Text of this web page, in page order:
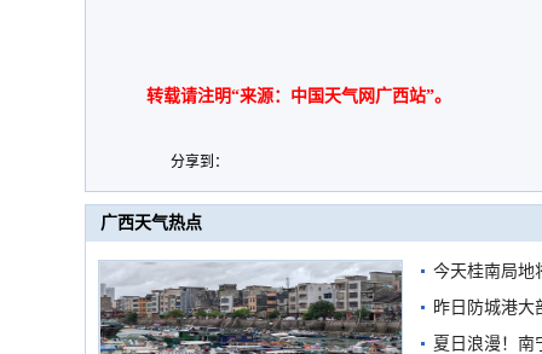
转载请注明“来源：中国天气网广西站”。
分享到：
广西天气热点
今天桂南局地
需继续防范
昨日防城港大
雨
夏日浪漫！南